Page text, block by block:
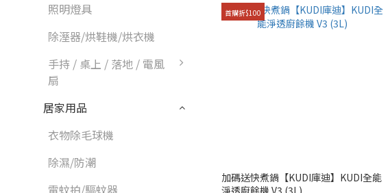
照明燈具
除溼器/烘鞋機/烘衣機
手持 / 桌上 / 落地 / 電風
扇
居家用品
衣物除毛球機
除濕/防潮
電蚊拍/驅蚊器
首購折$100
加碼送快煮鍋【KUDI庫迪】KUDI全能
淨透廚餘機 V3 (3L)